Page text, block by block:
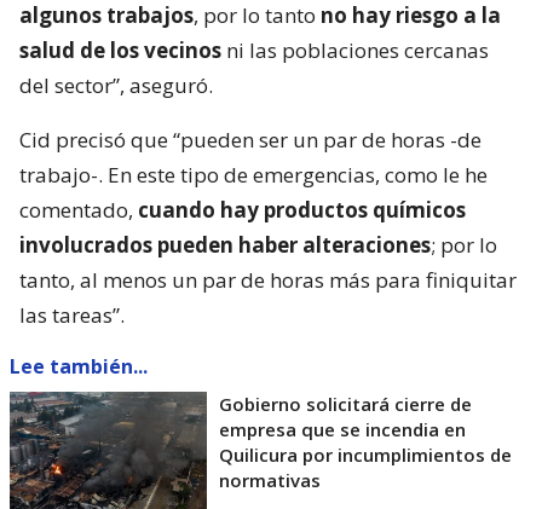
algunos trabajos, por lo tanto no hay riesgo a la
salud de los vecinos ni las poblaciones cercanas
del sector”, aseguró.
Cid precisó que “pueden ser un par de horas -de
trabajo-. En este tipo de emergencias, como le he
comentado, cuando hay productos químicos
involucrados pueden haber alteraciones; por lo
tanto, al menos un par de horas más para finiquitar
las tareas”.
Lee también...
Gobierno solicitará cierre de
empresa que se incendia en
Quilicura por incumplimientos de
normativas